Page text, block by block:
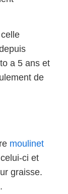
a 5 ans et
de
moulinet
ci et
graisse.